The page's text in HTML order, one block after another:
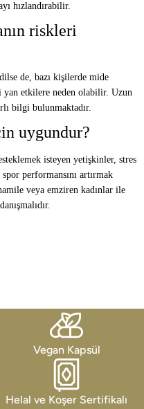
hızlandırabilir.
riskleri
de, bazı kişilerde mide
yan etkilere neden olabilir. Uzun
bilgi bulunmaktadır.
uygundur?
isteyen yetişkinler, stres
performansını artırmak
veya emziren kadınlar ile
Vegan Kapsül
Helal ve Koşer Sertifikalı